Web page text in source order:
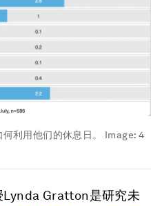
利用他们的休息日。 Image: 4
Lynda Gratton是研究未